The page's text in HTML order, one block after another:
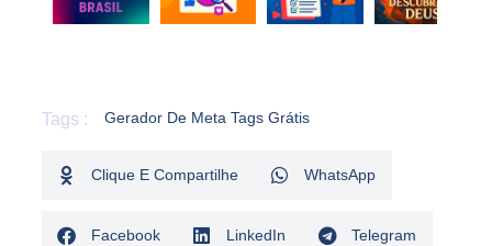
Tags : Gerador De Meta Tags Grátis
Clique E Compartilhe WhatsApp
Facebook LinkedIn Telegram